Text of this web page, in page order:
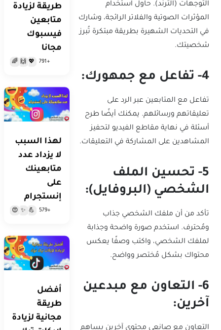
تغيير العملة:
التوجهات (الترند). حاول استخدام
المؤثرات الصوتية والفلاتر الرائجة، وشارك
في التحديات الشهيرة بطريقة مبتكرة تُبرز
شخصيتك.
4- تفاعل مع جمهورك:
تفاعل مع المتابعين عبر الرد على
تعليقاتهم ورسائلهم. يمكنك أيضًا طرح
أسئلة في نهاية مقاطع الفيديو لتحفيز
المشاهدين على المشاركة في التعليقات.
5- تحسين الملف
الشخصي (البروفايل):
تأكد من أن ملفك الشخصي جذاب
ومُحترف. استخدم صورة واضحة وجذابة
لملفك الشخصي، واكتب وصفًا يعكس
محتواك بشكل مُختصر وواضح.
6- التعاون مع مبدعين
آخرين:
التعاون مع صانعي محتوى آخرين يساهم
طريقة لزيادة
متابعين
فيسبوك
مجانا
+791
💖
🙌
🌈
لهذا السبب
لا يزداد عدد
متابعينك
على
إنستجرام
+579
💪
✨
😍
أفضل
طريقة
مجانية لزيادة